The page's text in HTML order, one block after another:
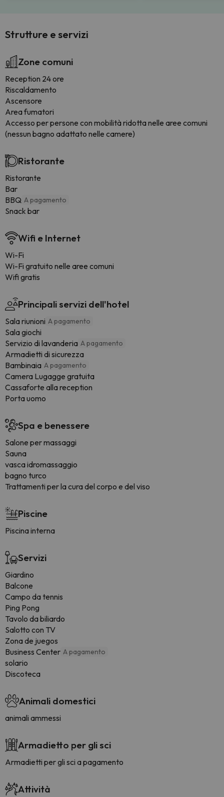
Strutture e servizi
Zone comuni
Reception 24 ore
Riscaldamento
Ascensore
Area fumatori
Accesso per persone con mobilità ridotta nelle aree comuni
(nessun bagno adattato nelle camere)
Ristorante
Ristorante
Bar
BBQ A pagamento
Snack bar
Wifi e Internet
Wi-Fi
Wi-Fi gratuito nelle aree comuni
Wifi gratis
Principali servizi dell'hotel
Sala riunioni A pagamento
Sala giochi
Servizio di lavanderia A pagamento
Armadietti di sicurezza
Bambinaia A pagamento
Camera Lugagge gratuita
Cassaforte alla reception
Porta uomo
Spa e benessere
Salone per massaggi
Sauna
vasca idromassaggio
bagno turco
Trattamenti per la cura del corpo e del viso
Piscine
Piscina interna
Servizi
Giardino
Balcone
Campo da tennis
Ping Pong
Tavolo da biliardo
Salotto con TV
Zona de juegos
Business Center A pagamento
solario
Discoteca
Animali domestici
animali ammessi
Armadietto per gli sci
Armadietti per gli sci a pagamento
Attività